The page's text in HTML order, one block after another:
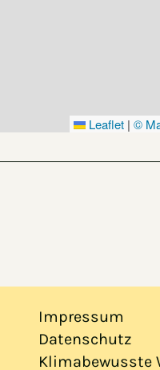
Leaflet | ©
Impressum
Datenschutz
Klimabewusste